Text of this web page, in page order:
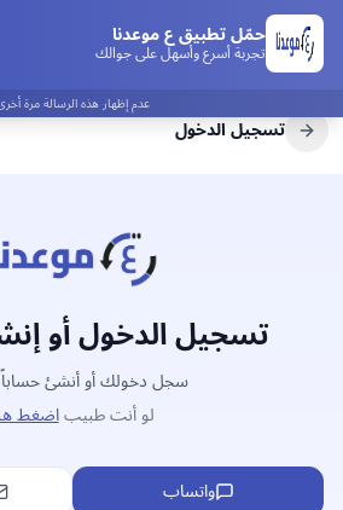
حمّل تطبيق ع موعدنا
تجربة أسرع وأسهل على جوالك
عدم إظهار هذه الرسالة مرة
تسجيل الدخول
تسجيل الدخول أو
سجل دخولك أو أنشئ حساباً
لو أنت طبيباضغط
واتساب